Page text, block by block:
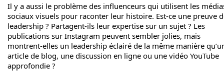
Il y a aussi le problème des influenceurs qui utilisent les
sociaux visuels pour raconter leur histoire. Est-ce une preuve
leadership ? Partagent-ils leur expertise sur un sujet ? Les
publications sur Instagram peuvent sembler jolies, mais
montrent-elles un leadership éclairé de la même manière
article de blog, une discussion en ligne ou une vidéo YouTube
approfondie ?